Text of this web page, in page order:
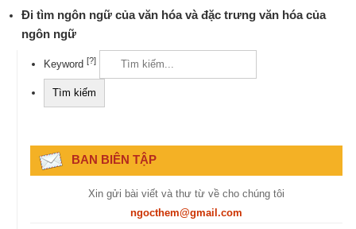
Đi tìm ngôn ngữ của văn hóa và đặc trưng văn hóa của
ngôn ngữ
Keyword [?]
BAN BIÊN TẬP
Xin gửi bài viết và thư từ về cho chúng tôi
ngocthem@gmail.com